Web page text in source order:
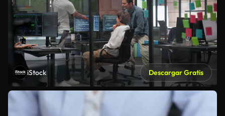
iStock Descargar Gratis